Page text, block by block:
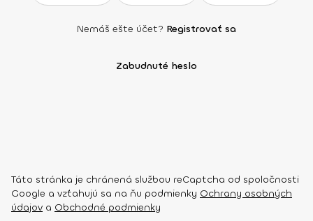
Nemáš ešte účet? Registrovať sa
Zabudnuté heslo
Táto stránka je chránená službou reCaptcha od spoločnosti
Google a vzťahujú sa na ňu podmienky Ochrany osobných
údajov a Obchodné podmienky